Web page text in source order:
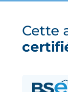
Cette